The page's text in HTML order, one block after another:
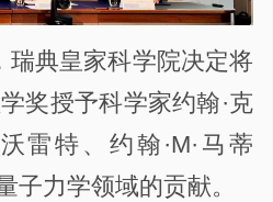
瑞典皇家科学院决定将
奖授予科学家约翰·克
雷特、约翰·M·马蒂
子力学领域的贡献。